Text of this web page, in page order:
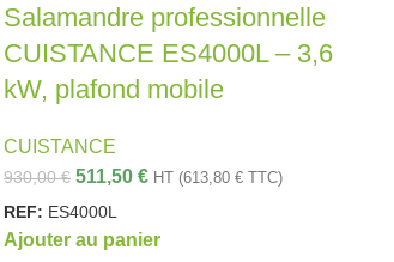
Salamandre professionnelle
CUISTANCE ES4000L – 3,6
kW, plafond mobile
CUISTANCE
930,00€ 511,50 € HT (613,80 € TTC)
REF: ES4000L
Ajouter au panier